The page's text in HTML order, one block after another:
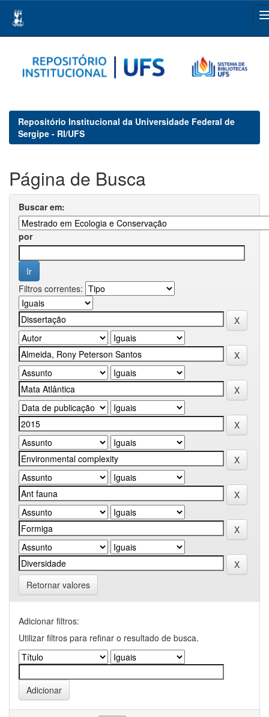
navigation
Repositório Institucional da Universidade Federal de
Sergipe - RI/UFS
Página de Busca
Buscar em:
por
Filtros correntes:
Retornar valores
Adicionar filtros:
Utilizar filtros para refinar o resultado de busca.